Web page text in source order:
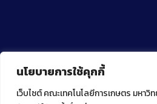
นโยบายการใช้คุกกี้
เว็บไซต์ คณะเทคโนโลยีการเกษตร มหาวิ